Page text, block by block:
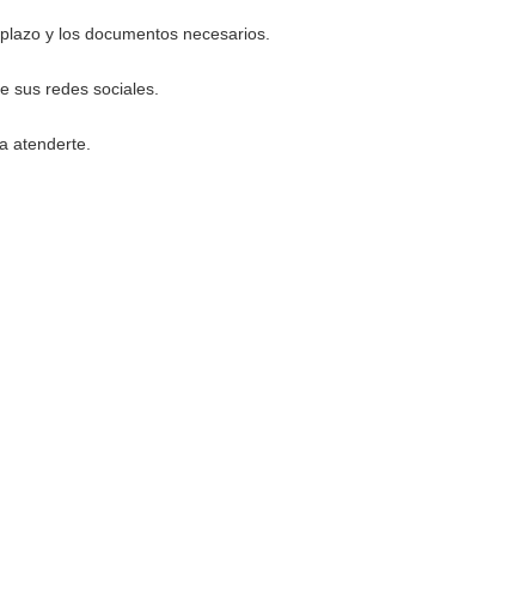
y los documentos necesarios.
sus redes sociales.
atenderte.